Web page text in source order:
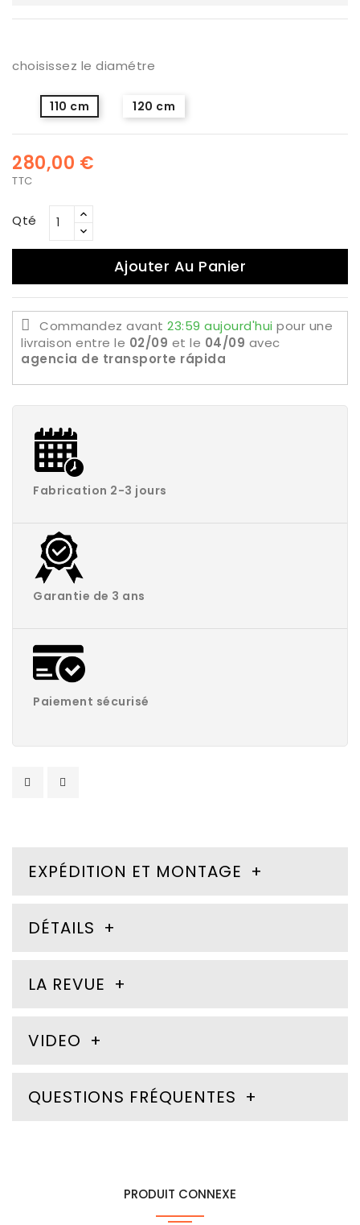
Tabourets
choisissez le diamétre
110 cm 120 cm
280,00 €
TTC
Qté
Ajouter Au Panier
Commandez avant 23:59 aujourd'hui pour une
livraison entre le 02/09 et le 04/09 avec
agencia de transporte rápida
Fabrication 2-3 jours
Garantie de 3 ans
Paiement sécurisé
EXPÉDITION ET MONTAGE
DÉTAILS
LA REVUE
VIDEO
QUESTIONS FRÉQUENTES
PRODUIT CONNEXE